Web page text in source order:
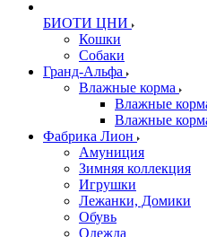
БИОТИ ЦНИ
Кошки
Собаки
Гранд-Альфа
Влажные корма
Влажные
Влажные
Фабрика Лион
Амуниция
Зимняя коллекция
Игрушки
Лежанки, Домики
Обувь
Одежда